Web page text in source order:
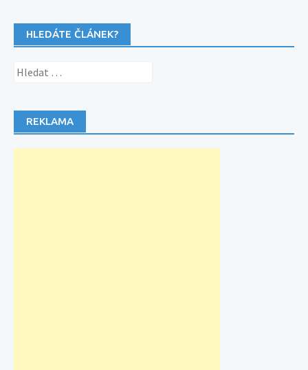
HLEDÁTE ČLÁNEK?
Vyhledávání
REKLAMA